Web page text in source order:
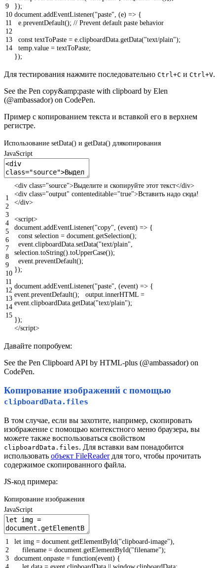
9
10
11
12
13
14
});
document.addEventListener("paste", (e) => {
e.preventDefault(); // Prevent default paste behavior
const textToPaste = e.clipboardData.getData("text/plain");
temp.value = textToPaste;
});
Для тестирования нажмите последовательно Ctrl+C и Ctrl+V.
See the Pen copy&amp;paste with clipboard by Elen
(@ambassador) on CodePen.
Пример с копированием текста и вставкой его в верхнем
регистре.
Использование setData() и getData() длякопирования
JavaScript
1
2
3
4
5
6
7
8
9
10
11
12
13
14
15
<div class="source">Выделите и скопируйте этот текст</div>
<div class="output" contenteditable="true">Вставить надо сюда!
</div>
<script>
document addEventListener("copy" (event) => {
const selection = document getSelection();
event clipboardData setData("text/plain"
selection toString() toUpperCase());
event preventDefault();
});
document addEventListener("paste" (event) => {
event preventDefault(); output innerHTML =
event clipboardData getData("text/plain");
});
</script>
Давайте попробуем:
See the Pen Clipboard API by HTML-plus (@ambassador) on
CodePen.
Копирование изображений с помощью
clipboardData.files
В том случае, если вы захотите, например, скопировать
изображение с помощью контекстного меню браузера, вы
можете также воспользоваться свойством
clipboardData.files. Для вставки вам понадобится
использовать объект FileReaderдля того, чтобы прочитать
содержимое скопированного файла.
JS-код примера:
Копирование изображения
JavaScript
1
2
3
let img = document getElementById("clipboard-image")
filename = document getElementById("filename");
document onpaste = function(event) {